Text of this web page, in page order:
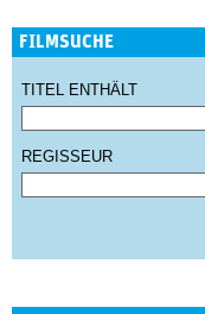
FILMSUCHE
TITEL ENTHÄLT
REGISSEUR